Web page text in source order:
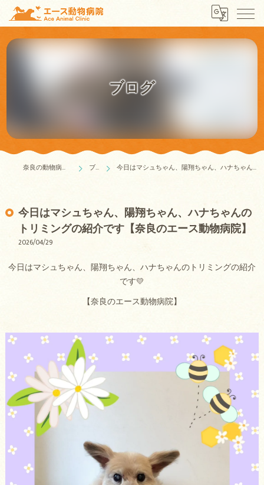
ブログ
奈良の動物病院はエース動物病院 ブログ 今日はマシュちゃん、陽翔ちゃん、ハナちゃんのトリミングの紹介です【奈良のエース動物病院】
今日はマシュちゃん、陽翔ちゃん、ハナちゃんの
トリミングの紹介です【奈良のエース動物病院】
2026/04/29
今日はマシュちゃん、陽翔ちゃん、ハナちゃんのトリミングの紹介
です💛
【奈良のエース動物病院】